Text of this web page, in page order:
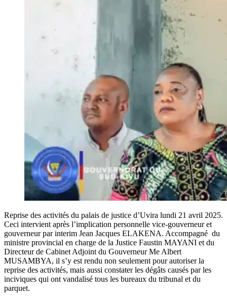
Reprise des activités du palais de justice d’Uvira lundi 21 avril 2025.
Ceci intervient après l’implication personnelle vice-gouverneur et
gouverneur par interim Jean Jacques ELAKENA. Accompagné du
ministre provincial en charge de la Justice Faustin MAYANI et du
Directeur de Cabinet Adjoint du Gouverneur Me Albert
MUSAMBYA, il s’y est rendu non seulement pour autoriser la
reprise des activités, mais aussi constater les dégâts causés par les
inciviques qui ont vandalisé tous les bureaux du tribunal et du
parquet.